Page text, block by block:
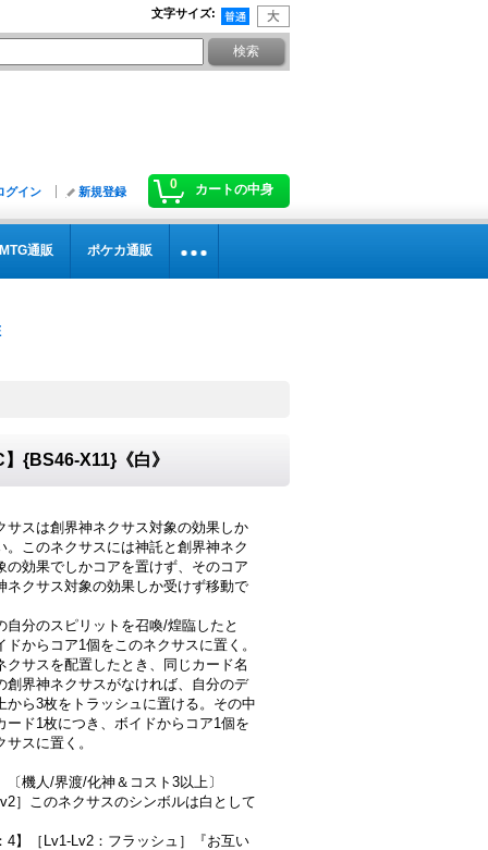
文字サイズ:
0 カートの中身
グイン 新規登録
MTG通販 ポケカ通販
{BS46-X11}《白》
サスは創界神ネクサス対象の効果しか
。このネクサスには神託と創界神ネク
の効果でしかコアを置けず、そのコア
ネクサス対象の効果しか受けず移動で
分のスピリットを召喚/煌臨したと
ドからコア1個をこのネクサスに置く。
サスを配置したとき、同じカード名
創界神ネクサスがなければ、自分のデ
から3枚をトラッシュに置ける。その中
ード1枚につき、ボイドからコア1個を
サスに置く。
〔機人/界渡/化神＆コスト3以上〕
］このネクサスのシンボルは白として
4】［Lv1-Lv2：フラッシュ］『お互い